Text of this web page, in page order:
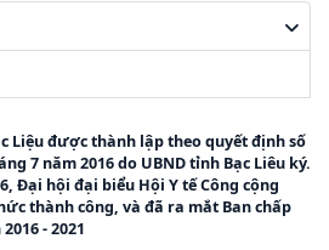
Liệu được thành lập theo quyết định số
7 năm 2016 do UBND tỉnh Bạc Liêu ký.
Đại hội đại biểu Hội Y tế Công cộng
thành công, và đã ra mắt Ban chấp
- 2021